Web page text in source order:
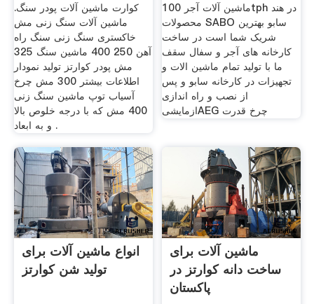
کوارت ماشین آلات پودر سنگ.
ماشین آلات سنگ زنی مش
خاکستری سنگ زنی سنگ راه
آهن 250 400 ماشین سنگ 325
مش پودر کوارتز تولید نمودار
اطلاعات بیشتر 300 مش چرخ
آسیاب توپ ماشین سنگ زنی
400 مش كه با درجه خلوص بالا
و به ابعاد .
ماشین آلات آجر 100tph در هند
محصولات SABO سابو بهترین
شریک شما است در ساخت
کارخانه های آجر و سفال سقف
ما با تولید تمام ماشین الات و
تجهیزات در کارخانه سابو و پس
از نصب و راه اندازی
ازمایشیAEG چرخ قدرت
انواع ماشین آلات برای
تولید شن کوارتز
ماشین آلات برای
ساخت دانه کوارتز در
پاکستان